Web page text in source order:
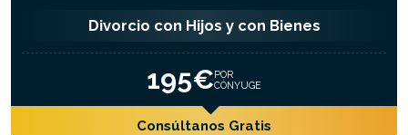
Divorcio con Hijos y con Bienes
195€POR
CÓNYUGE
Consúltanos Gratis